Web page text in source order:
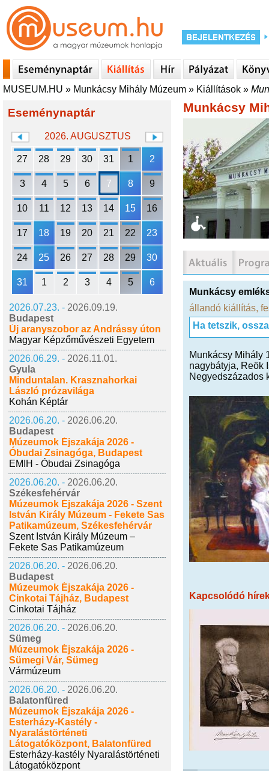
MUSEUM.HU » Munkácsy Mihály Múzeum » Kiállítások »
Eseménynaptár
2026. AUGUSZTUS
27 28 29 30 31 1 2
3 4 5 6 7 8 9
10 11 12 13 14 15 16
17 18 19 20 21 22 23
24 25 26 27 28 29 30
31 1 2 3 4 5 6
2026.07.23. - 2026.09.19.
Budapest
Új aranyszobor az Andrássy úton
Magyar Képzőművészeti Egyetem
2026.06.29. - 2026.11.01.
Gyula
Minduntalan. Krasznahorkai
László prózavilága
Kohán Képtár
2026.06.20. - 2026.06.20.
Budapest
Múzeumok Éjszakája 2026 -
Óbudai Zsinagóga, Budapest
EMIH - Óbudai Zsinagóga
2026.06.20. - 2026.06.20.
Székesfehérvár
Múzeumok Éjszakája 2026 - Szent
István Király Múzeum - Fekete Sas
Patikamúzeum, Székesfehérvár
Szent István Király Múzeum –
Fekete Sas Patikamúzeum
2026.06.20. - 2026.06.20.
Budapest
Múzeumok Éjszakája 2026 -
Cinkotai Tájház, Budapest
Cinkotai Tájház
2026.06.20. - 2026.06.20.
Sümeg
Múzeumok Éjszakája 2026 -
Sümegi Vár, Sümeg
Vármúzeum
2026.06.20. - 2026.06.20.
Balatonfüred
Múzeumok Éjszakája 2026 -
Esterházy-Kastély -
Nyaralástörténeti
Látogatóközpont, Balatonfüred
Esterházy-kastély Nyaralástörténeti
Látogatóközpont
Munkácsy
Munkácsy
állandó kiállítás,
Ha tetszik,
Munkácsy Mihály
nagybátyja, Reök
Negyedszázados
Kapcsolódó